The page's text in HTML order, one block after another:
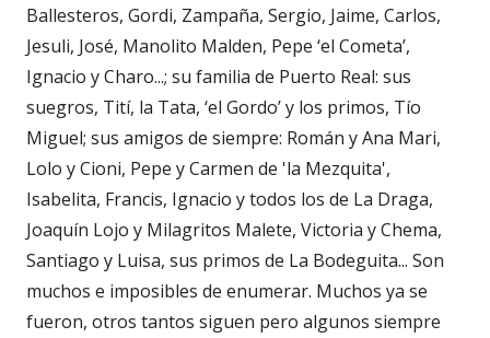
Ballesteros, Gordi, Zampaña, Sergio, Jaime, Carlos,
Jesuli, José, Manolito Malden, Pepe ‘el Cometa’,
Ignacio y Charo...; su familia de Puerto Real: sus
suegros, Tití, la Tata, ‘el Gordo’ y los primos, Tío
Miguel; sus amigos de siempre: Román y Ana Mari,
Lolo y Cioni, Pepe y Carmen de 'la Mezquita',
Isabelita, Francis, Ignacio y todos los de La Draga,
Joaquín Lojo y Milagritos Malete, Victoria y Chema,
Santiago y Luisa, sus primos de La Bodeguita... Son
muchos e imposibles de enumerar. Muchos ya se
fueron, otros tantos siguen pero algunos siempre